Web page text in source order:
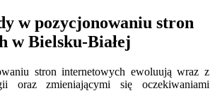
w pozycjonowaniu stron
w Bielsku-Białej
stron internetowych ewoluują wraz z
oraz zmieniającymi się oczekiwaniami